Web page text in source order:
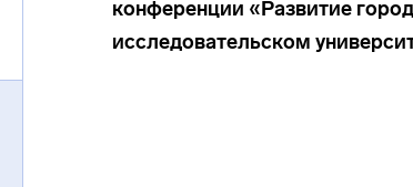
конференции «Развитие
исследовательском